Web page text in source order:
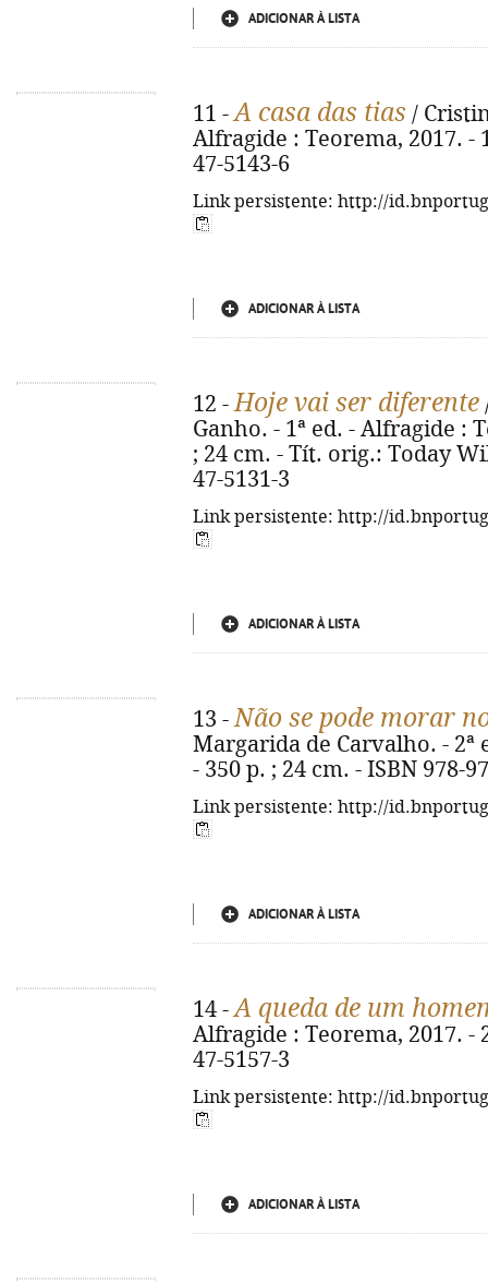
ADICIONAR À LISTA
11 -A casa das tias /
Alfragide : Teorema, 2017. -
47-5143-6
Link persistente: http://
ADICIONAR À LISTA
12 -Hoje vai ser diferente
Ganho. - 1ª ed. - Alfragide :
; 24 cm. - Tít. orig.: Today
47-5131-3
Link persistente: http://
ADICIONAR À LISTA
13 -Não se pode morar
Margarida de Carvalho. - 2ª
- 350 p. ; 24 cm. - ISBN 978-
Link persistente: http://
ADICIONAR À LISTA
14 -A queda de um
Alfragide : Teorema, 2017. -
47-5157-3
Link persistente: http://
ADICIONAR À LISTA